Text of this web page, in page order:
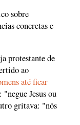
sobre
concretas e
protestante de
ao
até ficar
"negue Jesus ou
gritava: "nós